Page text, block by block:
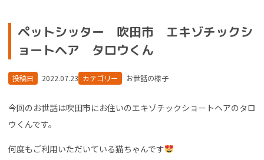
ペットシッター 吹田市 エキゾチックシ
ョートヘア タロウくん
投稿日 2022.07.23 カテゴリー お世話の様子
今回のお世話は吹田市にお住いのエキゾチックショートヘアのタロ
ウくんです。
何度もご利用いただいている猫ちゃんです